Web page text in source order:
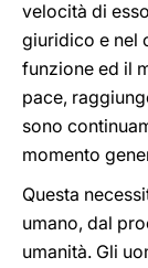
velocità di
giuridico e nel
funzione ed il
pace,
sono
momento
Questa
umano, dal
umanità. Gli